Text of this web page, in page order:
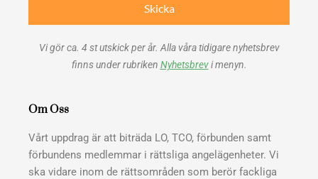
Skicka
Vi gör ca. 4 st utskick per år. Alla våra tidigare nyhetsbrev
finns under rubriken Nyhetsbrevi menyn.
Om Oss
Vårt uppdrag är att biträda LO, TCO, förbunden samt
förbundens medlemmar i rättsliga angelägenheter. Vi
ska vidare inom de rättsområden som berör fackliga